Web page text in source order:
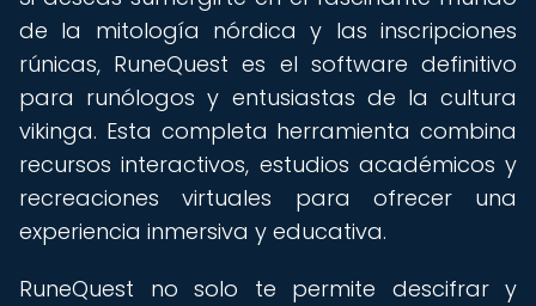
de la mitología nórdica y las inscripciones
rúnicas, RuneQuest es el software definitivo
para runólogos y entusiastas de la cultura
vikinga. Esta completa herramienta combina
recursos interactivos, estudios académicos y
recreaciones virtuales para ofrecer una
experiencia inmersiva y educativa.
RuneQuest no solo te permite descifrar y